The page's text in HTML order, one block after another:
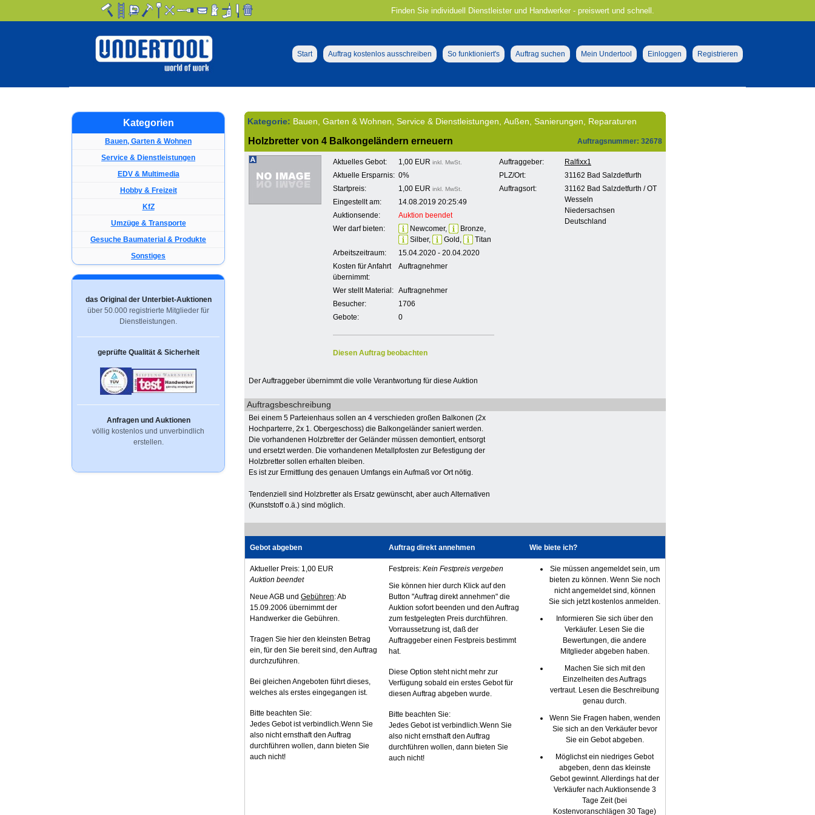
Finden Sie individuell Dienstleister und Handwerker - preiswert und schnell.
Start Auftrag kostenlos ausschreiben So funktioniert's Auftrag suchen Mein Undertool Einloggen Registrieren
Kategorien
Bauen, Garten & Wohnen
Service & Dienstleistungen
EDV & Multimedia
Hobby & Freizeit
KfZ
Umzüge & Transporte
Gesuche Baumaterial & Produkte
Sonstiges
das Original der Unterbiet-Auktionen
über 50.000 registrierte Mitglieder für
Dienstleistungen.
geprüfte Qualität & Sicherheit
Anfragen und Auktionen
völlig kostenlos und unverbindlich
erstellen.
Kategorie: Bauen, Garten & Wohnen, Service & Dienstleistungen, Außen, Sanierungen, Reparaturen
Holzbretter von 4 Balkongeländern erneuern Auftragsnummer: 32678
Aktuelles Gebot: 1,00 EUR inkl. MwSt.
Aktuelle Ersparnis: 0%
Startpreis:
1,00 EUR inkl. MwSt.
Eingestellt am:
14.08.2019 20:25:49
Auktionsende:
Auktion beendet
Wer darf bieten:
Newcomer,
Bronze,
Silber,
Gold,
Titan
Arbeitszeitraum:
15.04.2020 - 20.04.2020
Kosten für Anfahrt
übernimmt:
Auftragnehmer
Wer stellt Material: Auftragnehmer
Besucher:
1706
Gebote:
0
Diesen Auftrag beobachten
Auftraggeber:
Ralfixx1
PLZ/Ort:
31162 Bad Salzdetfurth
Auftragsort:
31162 Bad Salzdetfurth / OT
Wesseln
Niedersachsen
Deutschland
Der Auftraggeber übernimmt die volle Verantwortung für diese Auktion
Auftragsbeschreibung
Bei einem 5 Parteienhaus sollen an 4 verschieden großen Balkonen (2x
Hochparterre, 2x 1. Obergeschoss) die Balkongeländer saniert werden.
Die vorhandenen Holzbretter der Geländer müssen demontiert, entsorgt
und ersetzt werden. Die vorhandenen Metallpfosten zur Befestigung der
Holzbretter sollen erhalten bleiben.
Es ist zur Ermittlung des genauen Umfangs ein Aufmaß vor Ort nötig.
Tendenziell sind Holzbretter als Ersatz gewünscht, aber auch Alternativen
(Kunststoff o.ä.) sind möglich.
Gebot abgeben Auftrag direkt annehmen Wie biete ich?
Aktueller Preis: 1,00 EUR
Auktion beendet
Neue AGB und Gebühren: Ab
15.09.2006 übernimmt der
Handwerker die Gebühren.
Tragen Sie hier den kleinsten Betrag
ein, für den Sie bereit sind, den Auftrag
durchzuführen.
Bei gleichen Angeboten führt dieses,
welches als erstes eingegangen ist.
Bitte beachten Sie:
Jedes Gebot ist verbindlich.Wenn Sie
also nicht ernsthaft den Auftrag
durchführen wollen, dann bieten Sie
auch nicht!
Festpreis: Kein Festpreis vergeben
Sie können hier durch Klick auf den
Button "Auftrag direkt annehmen" die
Auktion sofort beenden und den Auftrag
zum festgelegten Preis durchführen.
Vorraussetzung ist, daß der
Auftraggeber einen Festpreis bestimmt
hat.
Diese Option steht nicht mehr zur
Verfügung sobald ein erstes Gebot für
diesen Auftrag abgeben wurde.
Bitte beachten Sie:
Jedes Gebot ist verbindlich.Wenn Sie
also nicht ernsthaft den Auftrag
durchführen wollen, dann bieten Sie
auch nicht!
Sie müssen angemeldet sein, um
bieten zu können. Wenn Sie noch
nicht angemeldet sind, können
Sie sich jetzt kostenlos anmelden.
Informieren Sie sich über den
Verkäufer. Lesen Sie die
Bewertungen, die andere
Mitglieder abgeben haben.
Machen Sie sich mit den
Einzelheiten des Auftrags
vertraut. Lesen die Beschreibung
genau durch.
Wenn Sie Fragen haben, wenden
Sie sich an den Verkäufer bevor
Sie ein Gebot abgeben.
Möglichst ein niedriges Gebot
abgeben, denn das kleinste
Gebot gewinnt. Allerdings hat der
Verkäufer nach Auktionsende 3
Tage Zeit (bei
Kostenvoranschlägen 30 Tage)